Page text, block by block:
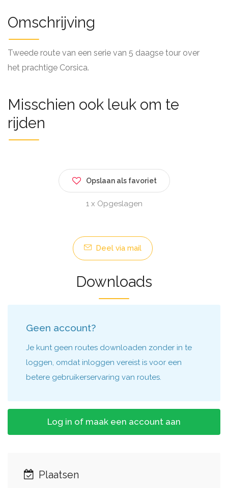
Omschrijving
Tweede route van een serie van 5 daagse tour over
het prachtige Corsica.
Misschien ook leuk om te
rijden
Opslaan als favoriet
1 x Opgeslagen
Deel via mail
Downloads
Geen account?
Je kunt geen routes downloaden zonder in te
loggen, omdat inloggen vereist is voor een
betere gebruikerservaring van routes.
Log in of maak een account aan
Plaatsen